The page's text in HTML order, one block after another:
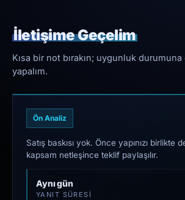
İletişime Geçelim
Kısa bir not bırakın; uygunluk durumuna
yapalım.
Ön Analiz
Satış baskısı yok. Önce yapınızı birlikte
kapsam netleşince teklif paylaşılır.
Aynı gün
YANIT SÜRESI